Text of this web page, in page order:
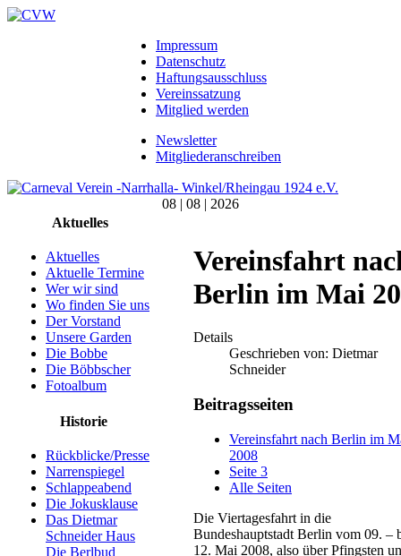
Impressum
Datenschutz
Haftungsausschluss
Vereinssatzung
Mitglied werden
Newsletter
Mitgliederanschreiben
08 | 08 | 2026
Aktuelles
Aktuelles
Aktuelle Termine
Wer wir sind
Wo finden Sie uns
Der Vorstand
Unsere Garden
Die Bobbe
Die Böbbscher
Fotoalbum
Historie
Rückblicke/Presse
Narrenspiegel
Schlappeabend
Die Jokusklause
Das Dietmar
Schneider Haus
Die Berlbud
Vereinsfahrt
Berlin im Mai
Details
Geschrieben von: Dietmar
Schneider
Beitragsseiten
Vereinsfahrt nach Berlin im
2008
Seite 3
Alle Seiten
Die Viertagesfahrt in die
Bundeshauptstadt Berlin vom 09. –
12. Mai 2008, also über Pfingsten